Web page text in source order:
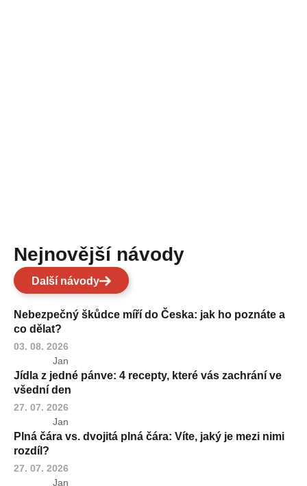
Nejnovější návody
Další návody
Nebezpečný škůdce míří do Česka: jak ho poznáte a
co dělat?
03. 08. 2026
Jan
Jídla z jedné pánve: 4 recepty, které vás zachrání ve
všední den
27. 07. 2026
Jan
Plná čára vs. dvojitá plná čára: Víte, jaký je mezi nimi
rozdíl?
27. 07. 2026
Jan